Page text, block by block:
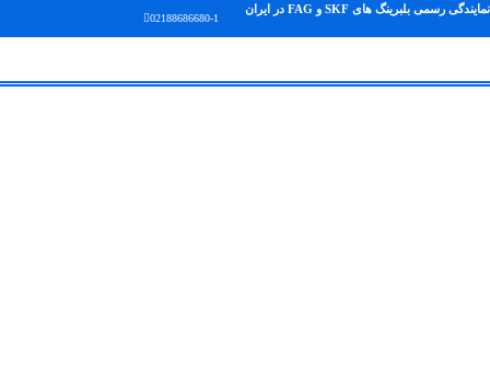
نمایندگی رسمی بلبرینگ های SKF و FAG در ایران
02188686680-1